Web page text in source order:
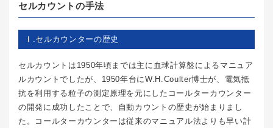
セルカウントの手法
Ⅰ.セルカウンターの歴史
セルカウントは1950年頃までは主に血球計算盤によるマニュア
ルカウントでしたが、1950年台にW.H.Coulter博士が、電気抵
抗を利用する粒子の測定原理を元にしたコールターカウンター
の開発に成功したことで、自動カウントの歴史が始まりまし
た。コールターカウンターは従来のマニュアル法よりも早い計